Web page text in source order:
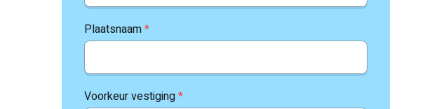
Plaatsnaam*
Voorkeur vestiging*